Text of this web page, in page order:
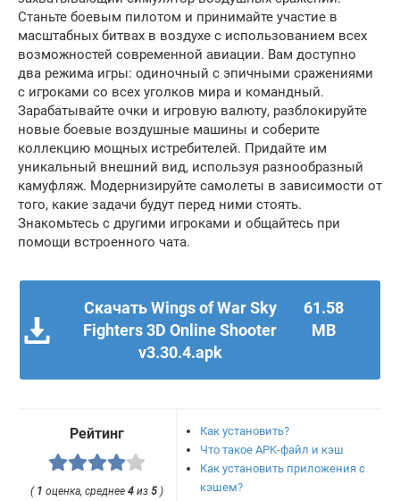
Станьте боевым пилотом и принимайте участие в
масштабных битвах в воздухе с использованием всех
возможностей современной авиации. Вам доступно
два режима игры: одиночный с эпичными сражениями
с игроками со всех уголков мира и командный.
Зарабатывайте очки и игровую валюту, разблокируйте
новые боевые воздушные машины и соберите
коллекцию мощных истребителей. Придайте им
уникальный внешний вид, используя разнообразный
камуфляж. Модернизируйте самолеты в зависимости от
того, какие задачи будут перед ними стоять.
Знакомьтесь с другими игроками и общайтесь при
помощи встроенного чата.
Скачать Wings of War Sky
Fighters 3D Online Shooter
v3.30.4.apk
61.58
MB
Рейтинг
( 1 оценка, среднее4 из5 )
Как установить?
Что такое APK-файл и кэш
Как установить приложения с
кэшем?